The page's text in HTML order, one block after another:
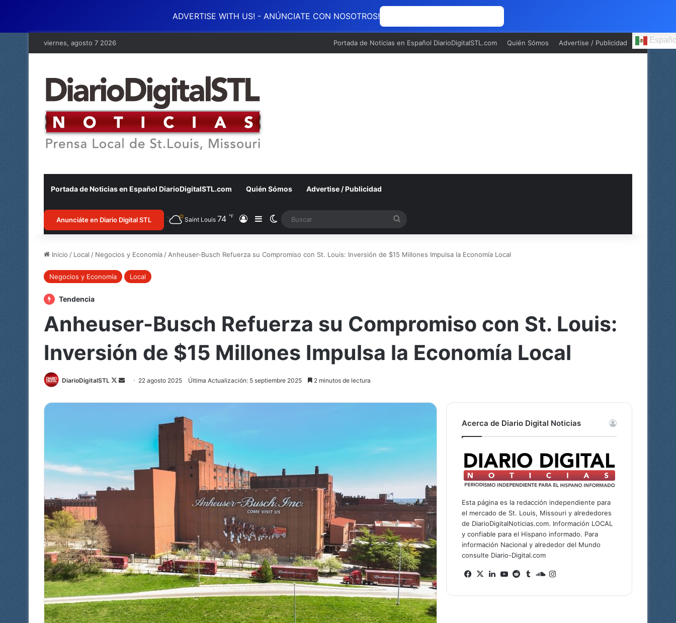
ADVERTISE WITH US! - ANÚNCIATE CON NOSOTROS!
viernes, agosto 7 2026 Portada de Noticias en Español DiarioDigitalSTL.com Quién Sómos Advertise / Publicidad
Portada de Noticias en Español DiarioDigitalSTL.com Quién Sómos Advertise / Publicidad
Anunciáte en Diario Digital STL Saint Louis 74 ℉ AccesoBarra lateral
Switch skin
Inicio / Local / Negocios y Economía / Anheuser-Busch Refuerza su Compromiso con St. Louis: Inversión de $15 Millones Impulsa la Economía Local
Negocios y Economía Local
Tendencia
Anheuser-Busch Refuerza su Compromiso con St. Louis:
Inversión de $15 Millones Impulsa la Economía Local
DiarioDigitalSTL
Follow
X
Send
email
22 agosto 2025 Última Actualización: 5 septiembre 2025 2 minutos de lectura
Acerca de Diario Digital Noticias
Esta página es la redacción independiente para
el mercado de St. Louis, Missouri y alrededores
de DiarioDigitalNoticias.com. Información LOCAL
y confiable para el Hispano informado. Para
información Nacional y alrededor del Mundo
consulte Diario-Digital.com
Facebook
X LinkedIn
YouTube
RedditTumblrSoundCloud